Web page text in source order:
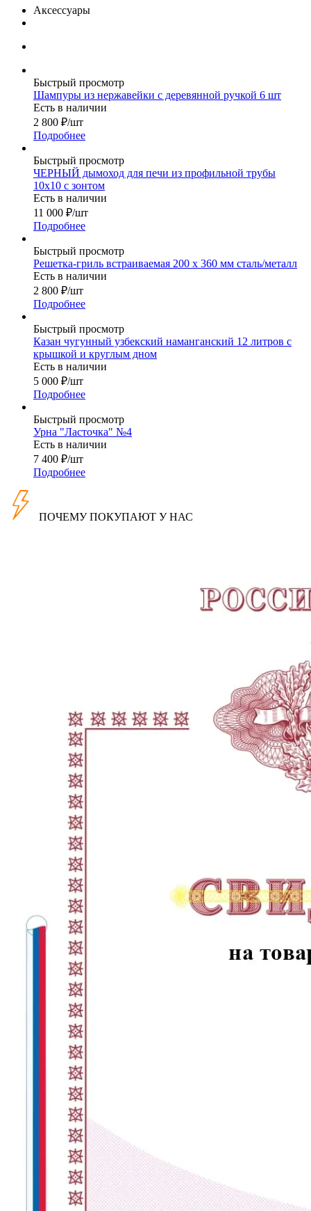
Аксессуары
Быстрый просмотр
Шампуры из нержавейки с деревянной ручкой 6 шт
Есть в наличии
2 800 ₽/шт
Подробнее
Быстрый просмотр
ЧЕРНЫЙ дымоход для печи из профильной трубы
10х10 с зонтом
Есть в наличии
11 000 ₽/шт
Подробнее
Быстрый просмотр
Решетка-гриль встраиваемая 200 х 360 мм сталь/металл
Есть в наличии
2 800 ₽/шт
Подробнее
Быстрый просмотр
Казан чугунный узбекский наманганский 12 литров с
крышкой и круглым дном
Есть в наличии
5 000 ₽/шт
Подробнее
Быстрый просмотр
Урна "Ласточка" №4
Есть в наличии
7 400 ₽/шт
Подробнее
ПОЧЕМУ ПОКУПАЮТ У НАС